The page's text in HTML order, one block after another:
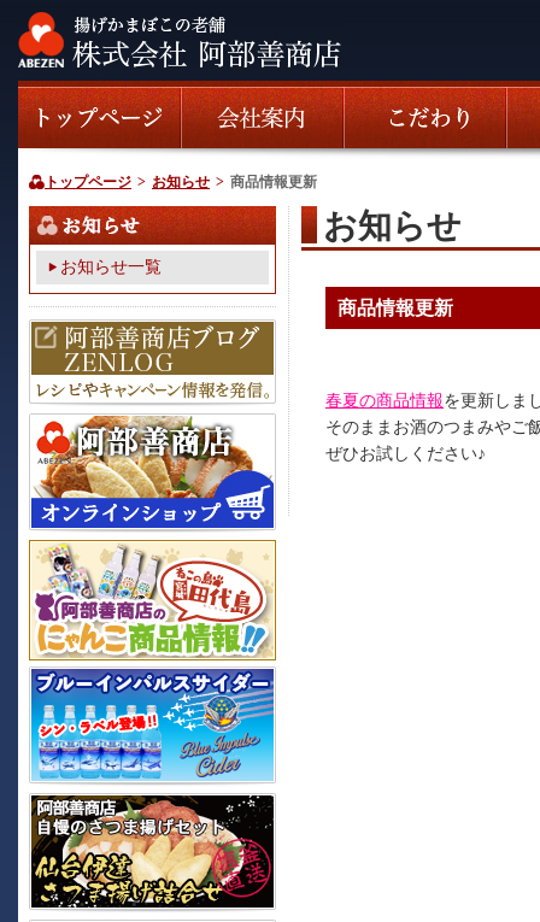
トップページ > お知らせ > 商品情報更新
お知らせ一覧
お知らせ
商品情報更新
春夏の商品情報を更新しま
そのままお酒のつまみやご
ぜひお試しください♪